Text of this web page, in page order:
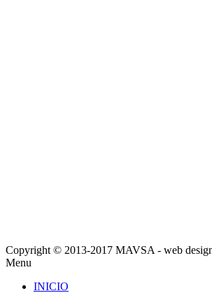
Copyright © 2013-2017 MAVSA - web
Menu
INICIO